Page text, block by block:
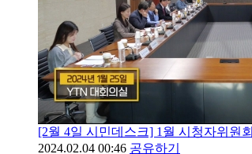
[2월 4일 시민데스크] 1월 시청자위원회
2024.02.04 00:46 공유하기